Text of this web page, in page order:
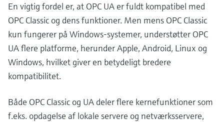
En vigtig fordel er, at OPC UA er fuldt kompatibel med
OPC Classic og dens funktioner. Men mens OPC Classic
kun fungerer på Windows-systemer, understøtter OPC
UA flere platforme, herunder Apple, Android, Linux og
Windows, hvilket giver en betydeligt bredere
kompatibilitet.
Både OPC Classic og UA deler flere kernefunktioner som
f.eks. opdagelse af lokale servere og netværksservere,